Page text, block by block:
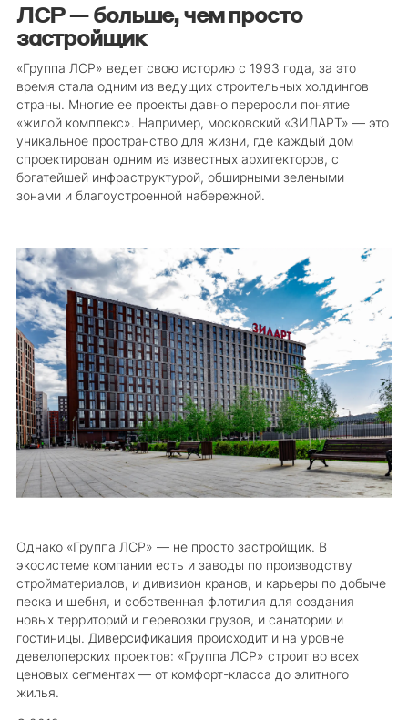
ЛСР — больше, чем просто
застройщик
«Группа ЛСР» ведет свою историю с 1993 года, за это
время стала одним из ведущих строительных холдингов
страны. Многие ее проекты давно переросли понятие
«жилой комплекс». Например, московский «ЗИЛАРТ» — это
уникальное пространство для жизни, где каждый дом
спроектирован одним из известных архитекторов, с
богатейшей инфраструктурой, обширными зелеными
зонами и благоустроенной набережной.
Однако «Группа ЛСР» — не просто застройщик. В
экосистеме компании есть и заводы по производству
стройматериалов, и дивизион кранов, и карьеры по добыче
песка и щебня, и собственная флотилия для создания
новых территорий и перевозки грузов, и санатории и
гостиницы. Диверсификация происходит и на уровне
девелоперских проектов: «Группа ЛСР» строит во всех
ценовых сегментах — от комфорт-класса до элитного
жилья.